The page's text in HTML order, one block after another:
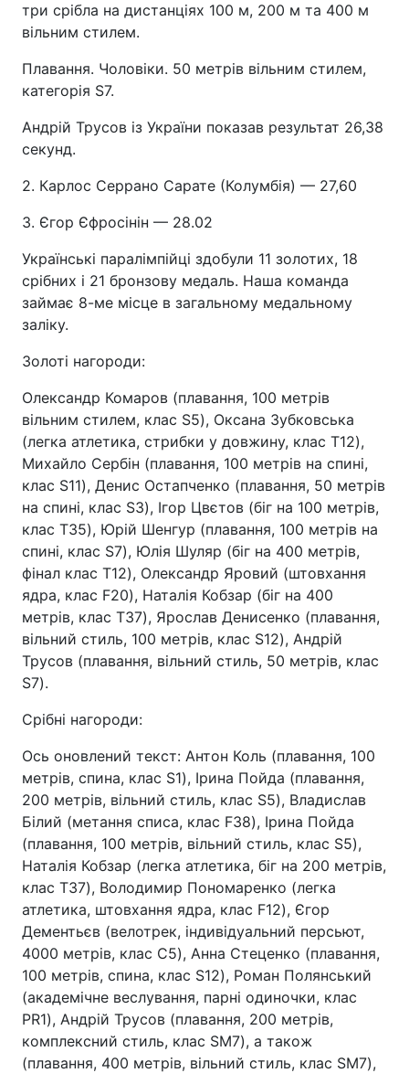
три срібла на дистанціях 100 м, 200 м та 400 м
вільним стилем.
Плавання. Чоловіки. 50 метрів вільним стилем,
категорія S7.
Андрій Трусов із України показав результат 26,38
секунд.
2. Карлос Серрано Сарате (Колумбія) — 27,60
3. Єгор Єфросінін — 28.02
Українські паралімпійці здобули 11 золотих, 18
срібних і 21 бронзову медаль. Наша команда
займає 8-ме місце в загальному медальному
заліку.
Золоті нагороди:
Олександр Комаров (плавання, 100 метрів
вільним стилем, клас S5), Оксана Зубковська
(легка атлетика, стрибки у довжину, клас T12),
Михайло Сербін (плавання, 100 метрів на спині,
клас S11), Денис Остапченко (плавання, 50 метрів
на спині, клас S3), Ігор Цвєтов (біг на 100 метрів,
клас T35), Юрій Шенгур (плавання, 100 метрів на
спині, клас S7), Юлія Шуляр (біг на 400 метрів,
фінал клас T12), Олександр Яровий (штовхання
ядра, клас F20), Наталія Кобзар (біг на 400
метрів, клас T37), Ярослав Денисенко (плавання,
вільний стиль, 100 метрів, клас S12), Андрій
Трусов (плавання, вільний стиль, 50 метрів, клас
S7).
Срібні нагороди:
Ось оновлений текст: Антон Коль (плавання, 100
метрів, спина, клас S1), Ірина Пойда (плавання,
200 метрів, вільний стиль, клас S5), Владислав
Білий (метання списа, клас F38), Ірина Пойда
(плавання, 100 метрів, вільний стиль, клас S5),
Наталія Кобзар (легка атлетика, біг на 200 метрів,
клас T37), Володимир Пономаренко (легка
атлетика, штовхання ядра, клас F12), Єгор
Дементьєв (велотрек, індивідуальний персьют,
4000 метрів, клас C5), Анна Стеценко (плавання,
100 метрів, спина, клас S12), Роман Полянський
(академічне веслування, парні одиночки, клас
PR1), Андрій Трусов (плавання, 200 метрів,
комплексний стиль, клас SM7), а також
(плавання, 400 метрів, вільний стиль, клас SM7),